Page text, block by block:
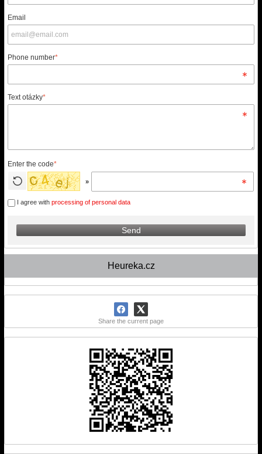
Heureka.cz
Share the current page
Email
Phone number*
Text otázky*
Enter the code*
»
I agree with processing of personal data
Send